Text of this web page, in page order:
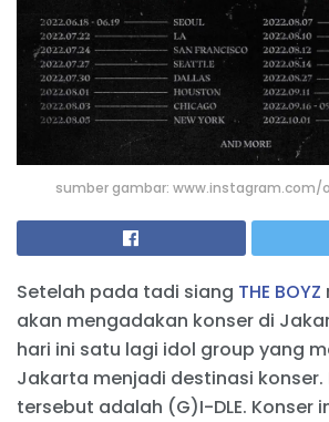
sumber gambar:
Setelah pada tadi siang THE BOYZ
akan mengadakan konser di
hari ini satu lagi idol group yang
Jakarta menjadi destinasi konser.
tersebut adalah (G)I-DLE. Konser